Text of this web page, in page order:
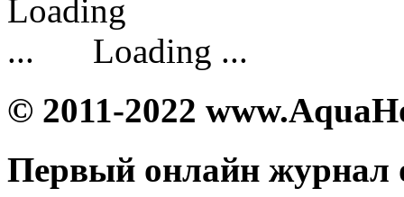
Loading ...
© 2011-2022
Первый онлайн журнал